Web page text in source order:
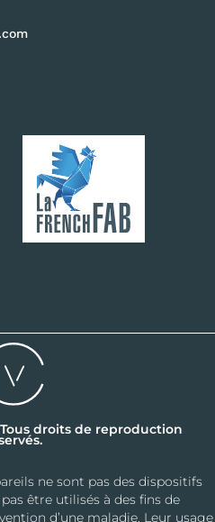
Tous droits de reproduction
ne sont pas des dispositifs
être utilisés à des fins de
d’une maladie. Leur usage